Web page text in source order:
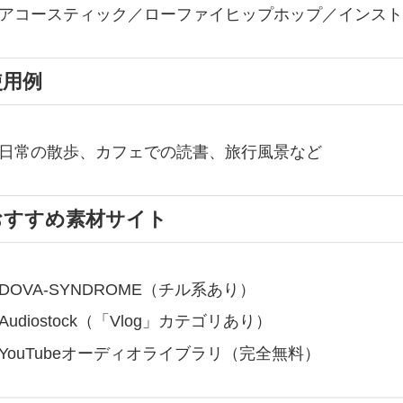
コースティック／ローファイヒップホップ／インス
例
常の散歩、カフェでの読書、旅行風景など
すめ素材サイト
SYNDROME（チル系あり）
（「Vlog」カテゴリあり）
オーディオライブラリ（完全無料）